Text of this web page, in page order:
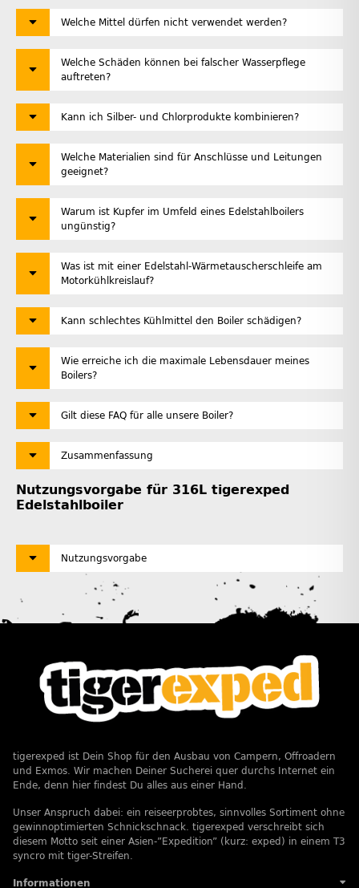
Welche Mittel dürfen nicht verwendet werden?
Welche Schäden können bei falscher Wasserpflege
auftreten?
Kann ich Silber- und Chlorprodukte kombinieren?
Welche Materialien sind für Anschlüsse und Leitungen
geeignet?
Warum ist Kupfer im Umfeld eines Edelstahlboilers
ungünstig?
Was ist mit einer Edelstahl-Wärmetauscherschleife am
Motorkühlkreislauf?
Kann schlechtes Kühlmittel den Boiler schädigen?
Wie erreiche ich die maximale Lebensdauer meines
Boilers?
Gilt diese FAQ für alle unsere Boiler?
Zusammenfassung
Nutzungsvorgabe für 316L tigerexped
Edelstahlboiler
Nutzungsvorgabe
tigerexped ist Dein Shop für den Ausbau von Campern, Offroadern
und Exmos. Wir machen Deiner Sucherei quer durchs Internet ein
Ende, denn hier findest Du alles aus einer Hand.
Unser Anspruch dabei: ein reiseerprobtes, sinnvolles Sortiment ohne
gewinnoptimierten Schnickschnack. tigerexped verschreibt sich
diesem Motto seit einer Asien-”Expedition” (kurz: exped) in einem T3
syncro mit tiger-Streifen.
Informationen